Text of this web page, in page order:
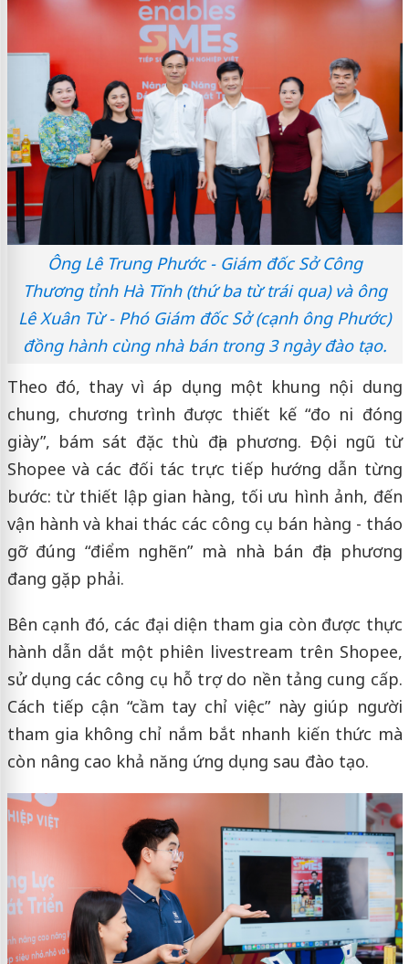
Ông Lê Trung Phước - Giám đốc Sở Công
Thương tỉnh Hà Tĩnh (thứ ba từ trái qua) và ông
Lê Xuân Từ - Phó Giám đốc Sở (cạnh ông Phước)
đồng hành cùng nhà bán trong 3 ngày đào tạo.
Theo đó, thay vì áp dụng một khung nội dung
chung, chương trình được thiết kế “đo ni đóng
giày”, bám sát đặc thù địa phương. Đội ngũ từ
Shopee và các đối tác trực tiếp hướng dẫn từng
bước: từ thiết lập gian hàng, tối ưu hình ảnh, đến
vận hành và khai thác các công cụ bán hàng - tháo
gỡ đúng “điểm nghẽn” mà nhà bán địa phương
đang gặp phải.
Bên cạnh đó, các đại diện tham gia còn được thực
hành dẫn dắt một phiên livestream trên Shopee,
sử dụng các công cụ hỗ trợ do nền tảng cung cấp.
Cách tiếp cận “cầm tay chỉ việc” này giúp người
tham gia không chỉ nắm bắt nhanh kiến thức mà
còn nâng cao khả năng ứng dụng sau đào tạo.